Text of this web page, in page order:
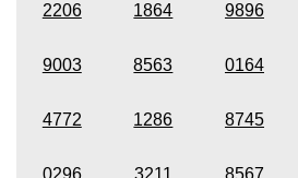
2206 1864 9896
9003 8563 0164
4772 1286 8745
0296 3211 8567